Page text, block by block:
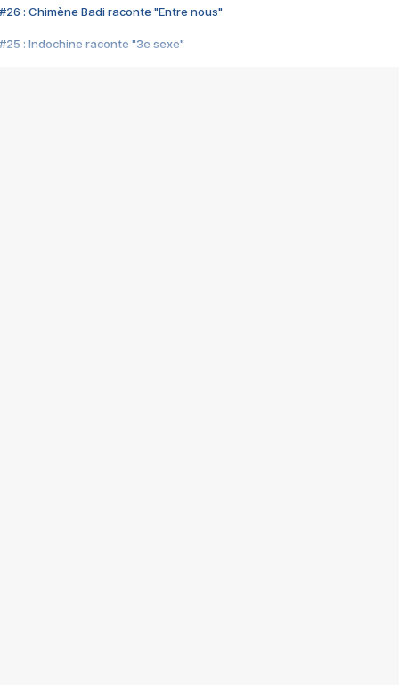
#26 : Chimène Badi raconte "Entre nous"
#25 : Indochine raconte "3e sexe"